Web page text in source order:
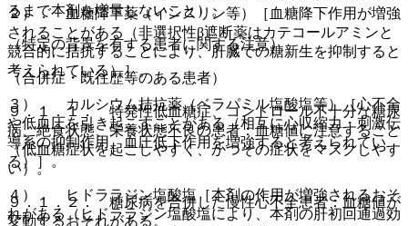
２）． 血糖降下薬（インスリン等）［血糖降下作用が増強
されることがある（非選択性β遮断薬はカテコールアミンと
競合的に拮抗することにより、肝臓での糖新生を抑制すると
考えられている）］。
３）． カルシウム拮抗薬（ベラパミル塩酸塩等）［心不全
や低血圧を引き起こすことがある（相互に心収縮力・刺激伝
導系の抑制作用、血圧低下作用を増強すると考えられてい
る）］。
４）． ヒドララジン塩酸塩［本剤の作用が増強されるおそ
れがある（ヒドララジン塩酸塩により、本剤の肝初回通過効
るまで本剤を増量しないこと）。
（特定の背景を有する患者に関する注意）
（合併症・既往歴等のある患者）
９．１．１． 特発性低血糖症、コントロール不十分な糖尿
病、絶食状態、栄養状態不良の患者：血糖値に注意すること
（低血糖症状を起こしやすく、かつその症状をマスクしやす
い）。
９．１．２． 糖尿病を合併した慢性心不全患者：血糖値が
変動するおそれがある。